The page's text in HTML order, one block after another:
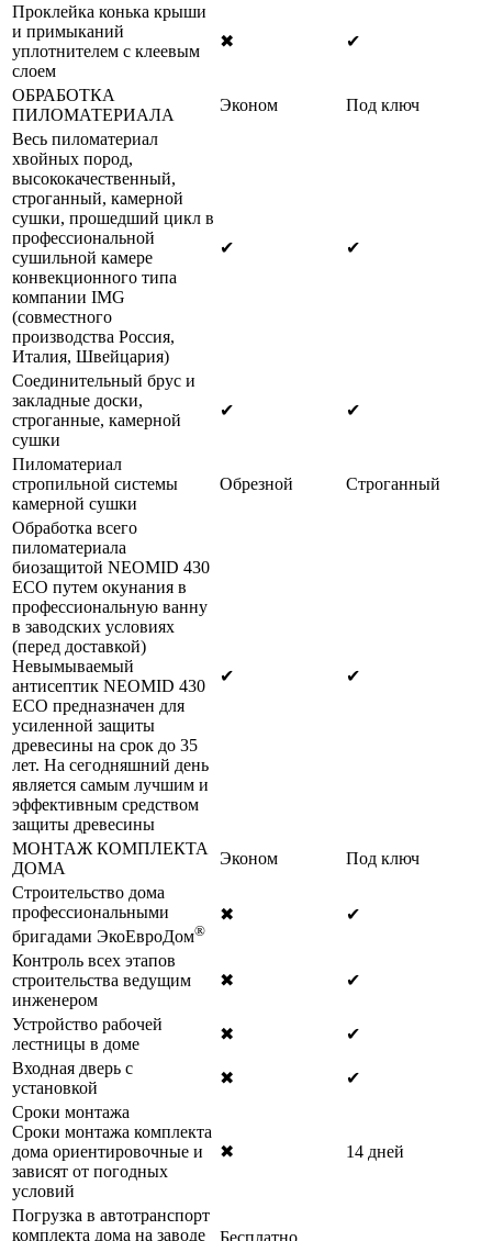
Проклейка конька крыши
и примыканий
уплотнителем с клеевым
слоем
✖ ✔
ОБРАБОТКА
ПИЛОМАТЕРИАЛА
Эконом
Под ключ
Весь пиломатериал
хвойных пород,
высококачественный,
строганный, камерной
сушки, прошедший цикл в
профессиональной
сушильной камере
конвекционного типа
компании IMG
(совместного
производства Россия,
Италия, Швейцария)
✔ ✔
Соединительный брус и
закладные доски,
строганные, камерной
сушки
✔ ✔
Пиломатериал
стропильной системы
камерной сушки
Обрезной Строганный
Обработка всего
пиломатериала
биозащитой NEOMID 430
ECO путем окунания в
профессиональную ванну
в заводских условиях
(перед доставкой)
Невымываемый
антисептик NEOMID 430
ECO предназначен для
усиленной защиты
древесины на срок до 35
лет. На сегодняшний день
является самым лучшим и
эффективным средством
защиты древесины
✔ ✔
МОНТАЖ КОМПЛЕКТА
ДОМА
Эконом
Под ключ
Строительство дома
профессиональными
бригадами ЭкоЕвроДом®
✖ ✔
Контроль всех этапов
строительства ведущим
инженером
✖ ✔
Устройство рабочей
лестницы в доме
✖
✔
Входная дверь с
установкой
✖
✔
Сроки монтажа
Сроки монтажа комплекта
дома ориентировочные и
зависят от погодных
условий
✖ 14 дней
Погрузка в автотранспорт
комплекта дома на заводе
Бесплатно